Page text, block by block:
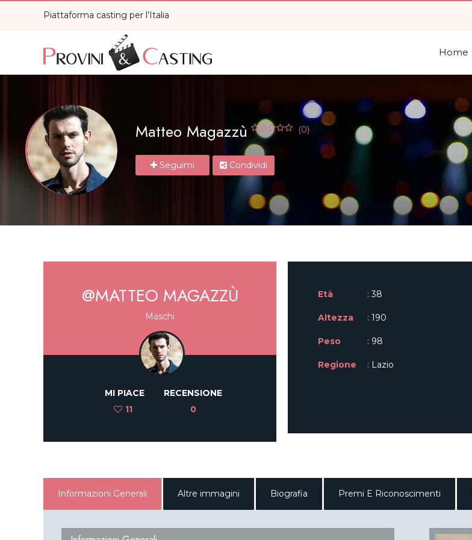
Piattaforma casting per l’Italia
Home
Matteo Magazzù (0)
Seguimi Condividi
@MATTEO MAGAZZÙ
Maschi
MI PIACE
11
RECENSIONE
0
Età : 38
Altezza : 190
Peso : 98
Regione : Lazio
Informazioni Generali Altre immagini Biografia Premi E Riconoscimenti